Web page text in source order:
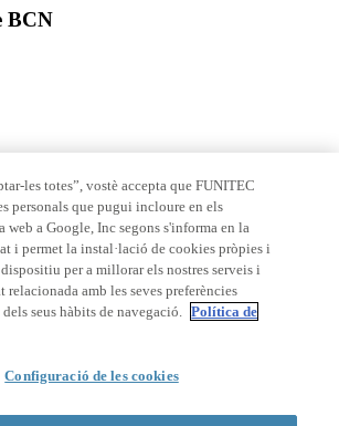
BCN
Barcelona - URL |Avís legal
les totes”, vostè accepta que FUNITEC
personals que pugui incloure en els
web a Google, Inc segons s'informa en la
i permet la instal·lació de cookies pròpies i
dispositiu per a millorar els nostres serveis i
amb les seves preferències
seus hàbits de navegació. Política de
Configuració de les cookies